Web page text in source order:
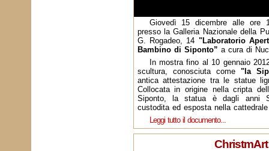
Giovedì 15 dicembre alle ore
presso la Galleria Nazionale della
G. Rogadeo, 14 "Laboratorio
Bambino di Siponto” a cura di
In mostra fino al 10 gennaio
scultura, conosciuta come "la
antica attestazione tra le statue
Collocata in origine nella cripta
Siponto, la statua è dagli anni
custodita ed esposta nella
Leggi tutto il documento...
ChristmArt